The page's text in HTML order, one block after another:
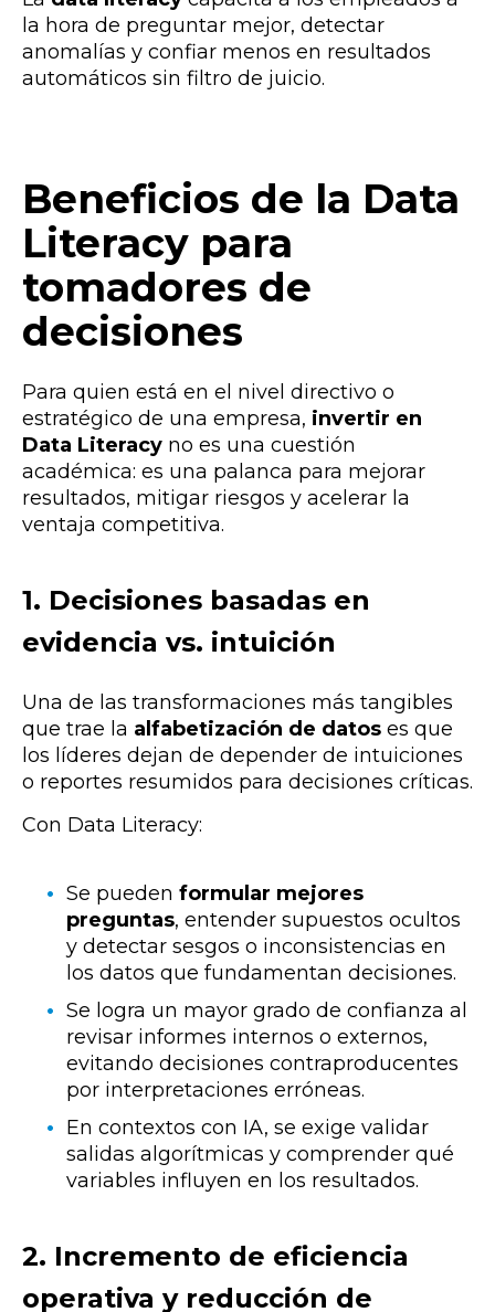
la hora de preguntar mejor, detectar
anomalías y confiar menos en resultados
automáticos sin filtro de juicio.
Beneficios de la Data
Literacy para
tomadores de
decisiones
Para quien está en el nivel directivo o
estratégico de una empresa, invertir en
Data Literacy no es una cuestión
académica: es una palanca para mejorar
resultados, mitigar riesgos y acelerar la
ventaja competitiva.
1. Decisiones basadas en
evidencia vs. intuición
Una de las transformaciones más tangibles
que trae la alfabetización de datos es que
los líderes dejan de depender de intuiciones
o reportes resumidos para decisiones críticas.
Con Data Literacy:
Se pueden formular mejores
preguntas, entender supuestos ocultos
y detectar sesgos o inconsistencias en
los datos que fundamentan decisiones.
Se logra un mayor grado de confianza al
revisar informes internos o externos,
evitando decisiones contraproducentes
por interpretaciones erróneas.
En contextos con IA, se exige validar
salidas algorítmicas y comprender qué
variables influyen en los resultados.
2. Incremento de eficiencia
operativa y reducción de